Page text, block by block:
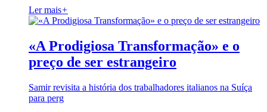
Ler mais+
«A Prodigiosa Transformação» e o
preço de ser estrangeiro
Samir revisita a história dos trabalhadores italianos na Suíça
para perg